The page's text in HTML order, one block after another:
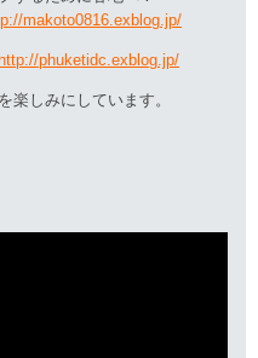
makoto0816.exblog.jp/
http://phuketidc.exblog.jp/
楽しみにしています。